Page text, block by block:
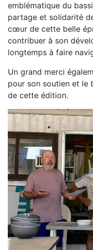
emblématique du
partage et solidarité
cœur de cette belle
contribuer à son
longtemps à faire
Un grand merci
pour son soutien et
de cette édition.